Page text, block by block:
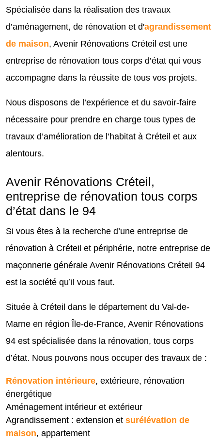
Spécialisée dans la réalisation des travaux
d’aménagement, de rénovation et d'agrandissement
de maison, Avenir Rénovations Créteil est une
entreprise de rénovation tous corps d’état qui vous
accompagne dans la réussite de tous vos projets.
Nous disposons de l’expérience et du savoir-faire
nécessaire pour prendre en charge tous types de
travaux d’amélioration de l’habitat à Créteil et aux
alentours.
Avenir Rénovations Créteil,
entreprise de rénovation tous corps
d’état dans le 94
Si vous êtes à la recherche d’une entreprise de
rénovation à Créteil et périphérie, notre entreprise de
maçonnerie générale Avenir Rénovations Créteil 94
est la société qu’il vous faut.
Située à Créteil dans le département du Val-de-
Marne en région Île-de-France, Avenir Rénovations
94 est spécialisée dans la rénovation, tous corps
d’état. Nous pouvons nous occuper des travaux de :
Rénovation intérieure, extérieure, rénovation
énergétique
Aménagement intérieur et extérieur
Agrandissement : extension et surélévation de
maison, appartement